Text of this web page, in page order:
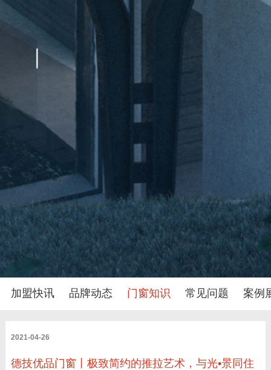
加盟快讯 品牌动态 门窗知识 常见问题 案例
2021-04-26
德技优品门窗丨极致简约的推拉艺术，与光•景同住